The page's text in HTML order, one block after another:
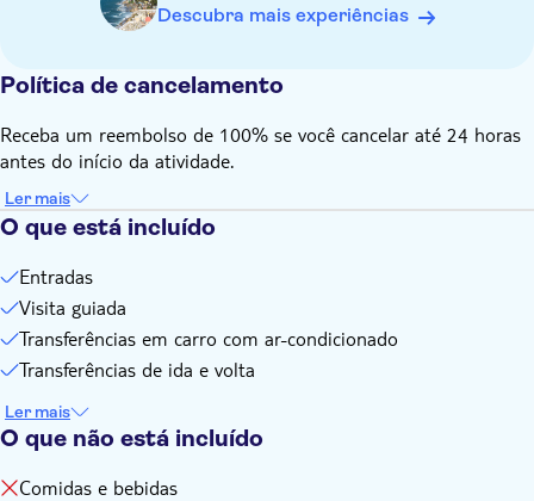
Descubra mais experiências
Política de cancelamento
Receba um reembolso de 100% se você cancelar até 24 horas
antes do início da atividade.
Ler mais
O que está incluído
Entradas
Visita guiada
Transferências em carro com ar-condicionado
Transferências de ida e volta
Ler mais
O que não está incluído
Comidas e bebidas